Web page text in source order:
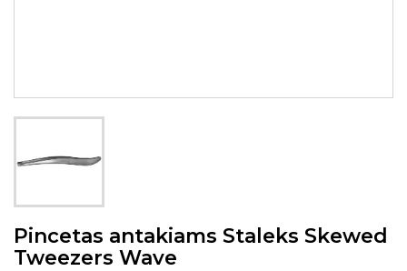
Pincetas antakiams Staleks Skewed
Tweezers Wave